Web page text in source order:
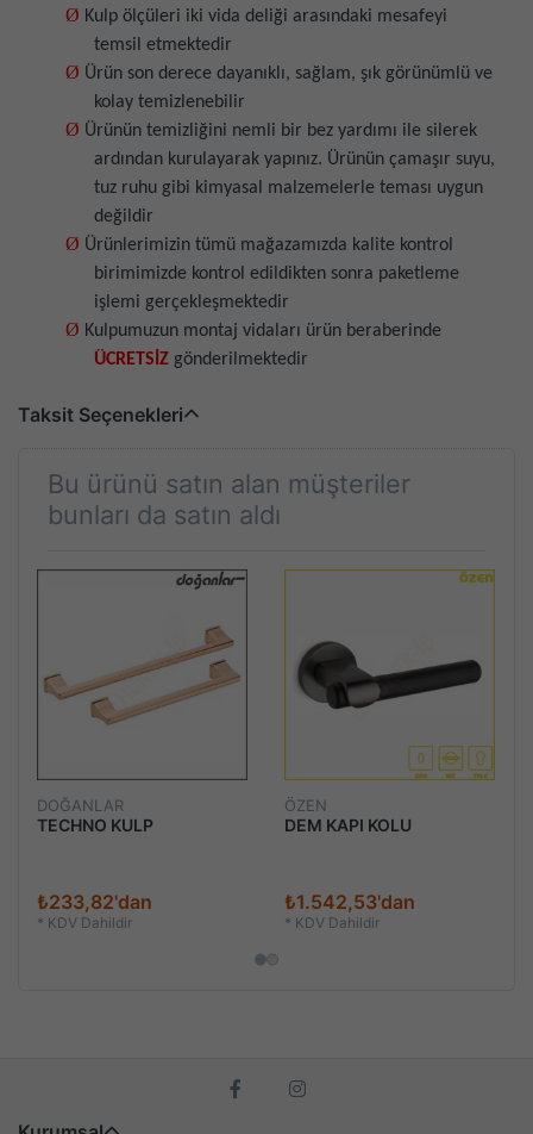
Ø Kulp ölçüleri iki vida deliği arasındaki mesafeyi
temsil etmektedir
Ø Ürün son derece dayanıklı, sağlam, şık görünümlü ve
kolay temizlenebilir
Ø Ürünün temizliğini nemli bir bez yardımı ile silerek
ardından kurulayarak yapınız. Ürünün çamaşır suyu,
tuz ruhu gibi kimyasal malzemelerle teması uygun
değildir
Ø Ürünlerimizin tümü mağazamızda kalite kontrol
birimimizde kontrol edildikten sonra paketleme
işlemi gerçekleşmektedir
Ø Kulpumuzun montaj vidaları ürün beraberinde
ÜCRETSİZ gönderilmektedir
Taksit Seçenekleri
Bu ürünü satın alan müşteriler
bunları da satın aldı
DOĞANLAR
TECHNO KULP
₺233,82'dan
* KDV Dahildir
ÖZEN
DEM KAPI KOLU
₺1.542,53'dan
* KDV Dahildir